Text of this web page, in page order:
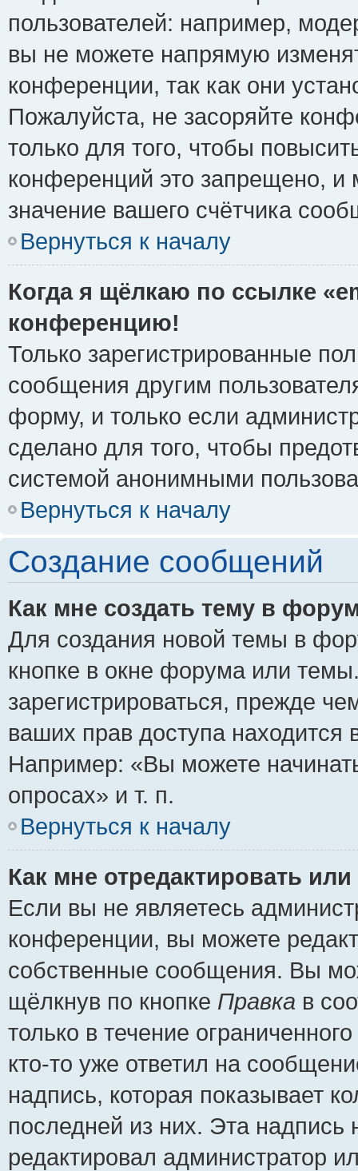
пользователей: например,
вы не можете напрямую
конференции, так как они
Пожалуйста, не засоряйте
только для того, чтобы
конференций это запрещено, и
значение вашего счётчика
Вернуться к началу
Когда я щёлкаю по ссылке
конференцию!
Только зарегистрированные
сообщения другим
форму, и только если
сделано для того, чтобы
системой анонимными
Вернуться к началу
Создание сообщений
Как мне создать тему в
Для создания новой темы в
кнопке в окне форума или
зарегистрироваться, прежде
ваших прав доступа
Например: «Вы можете
опросах» и т. п.
Вернуться к началу
Как мне отредактировать
Если вы не являетесь
конференции, вы можете
собственные сообщения. Вы
щёлкнув по кнопке Правка в
только в течение
кто-то уже ответил на
надпись, которая показывает
последней из них. Эта
редактировал администратор